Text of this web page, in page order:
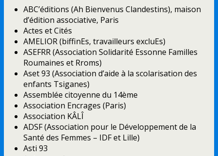
ABC’éditions (Ah Bienvenus Clandestins), maison
d’édition associative, Paris
Actes et Cités
AMELIOR (biffinEs, travailleurs excluEs)
ASEFRR (Association Solidarité Essonne Familles
Roumaines et Rroms)
Aset 93 (Association d’aide à la scolarisation des
enfants Tsiganes)
Assemblée citoyenne du 14ème
Association Encrages (Paris)
Association KÂLÎ
ADSF (Association pour le Développement de la
Santé des Femmes – IDF et Lille)
Asti 93